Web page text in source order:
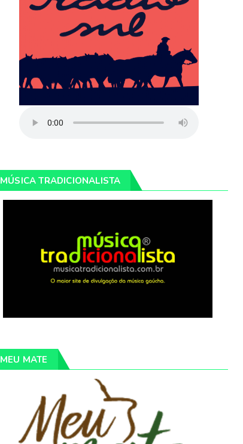
MÚSICA TRADICIONALISTA
MEU MATE